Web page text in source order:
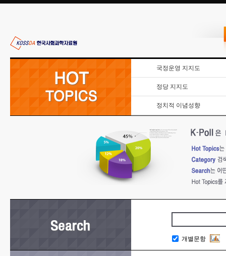
국정운영 지지도
정당 지지도
정치적 이념성향
개별문항